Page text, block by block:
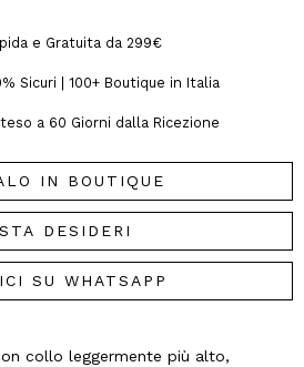
e Gratuita da 299€
Sicuri | 100+ Boutique in Italia
a 60 Giorni dalla Ricezione
IN BOUTIQUE
DESIDERI
SU WHATSAPP
collo leggermente più alto,